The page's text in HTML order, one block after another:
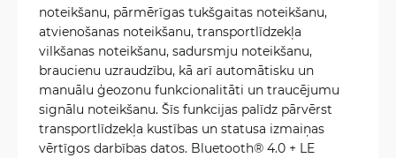
noteikšanu, pārmērīgas tukšgaitas noteikšanu,
atvienošanas noteikšanu, transportlīdzekļa
vilkšanas noteikšanu, sadursmju noteikšanu,
braucienu uzraudzību, kā arī automātisku un
manuālu ģeozonu funkcionalitāti un traucējumu
signālu noteikšanu. Šīs funkcijas palīdz pārvērst
transportlīdzekļa kustības un statusa izmaiņas
vērtīgos darbības datos. Bluetooth® 4.0 + LE